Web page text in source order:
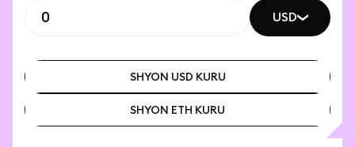
USD
SHYON USD KURU
SHYON USD KURU
SHYON ETH KURU